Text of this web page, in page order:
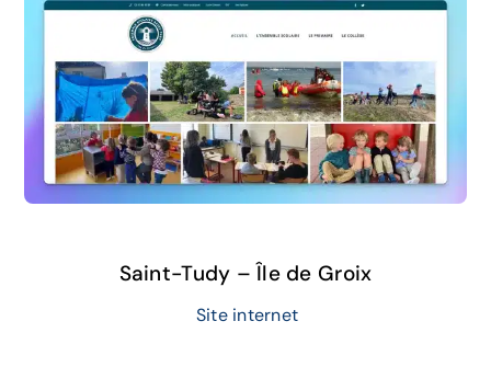
Saint-Tudy – Île de Groix
Site internet